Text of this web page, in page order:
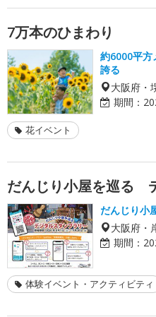
7万本のひまわり
約6000平方
誇る
大阪府・
期間：
花イベント
だんじり小屋を巡る
だんじり小
大阪府・
期間：
体験イベント・アクティビティ